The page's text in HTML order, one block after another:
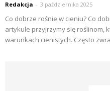
Redakcja - 3 października 2025
Co dobrze rośnie w cieniu? Co
artykule przyjrzymy się roślinom,
warunkach cienistych. Często